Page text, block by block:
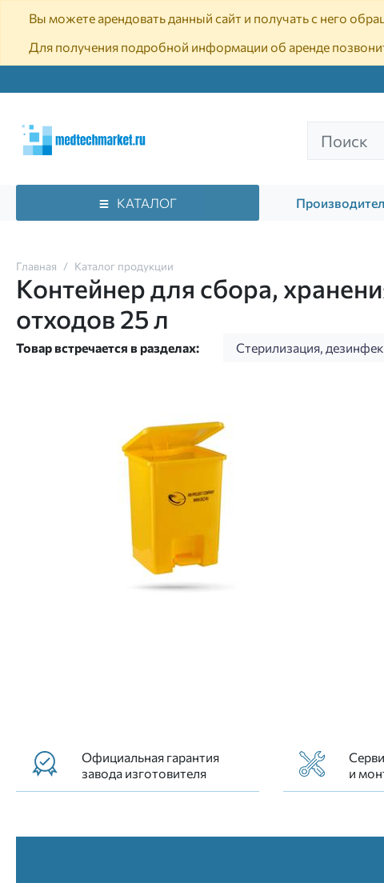
Вы можете арендовать данный сайт и получать с него
Для получения подробной информации об аренде
КАТАЛОГ
Главная Каталог продукции
Контейнер для сбора,
отходов 25 л
Товар встречается в разделах: Стерилизация,
Официальная гарантия
завода изготовителя
и